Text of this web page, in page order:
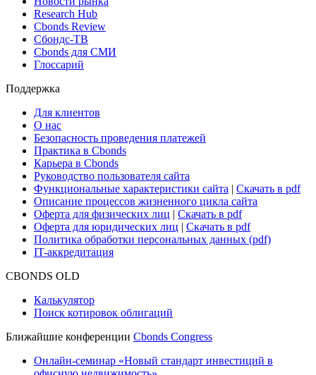
Новости и Аналитика
Новости рынка
Research Hub
Cbonds Review
Сбондс-ТВ
Глоссарий
Поддержка
Для клиентов
О нас
Безопасность проведения платежей
Практика в Cbonds
Карьера в Cbonds
Руководство пользователя сайта
Функциональные характеристики сайта|Скачать в pdf
Описание процессов жизненного цикла сайта
Оферта для физических лиц
Оферта для юридических лиц
IT-аккредитация
Поиск котировок облигаций